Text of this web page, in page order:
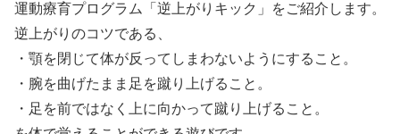
運動療育プログラム「逆上がりキック」をご紹介します。
逆上がりのコツである、
・顎を閉じて体が反ってしまわないようにすること。
・腕を曲げたまま足を蹴り上げること。
・足を前ではなく上に向かって蹴り上げること。